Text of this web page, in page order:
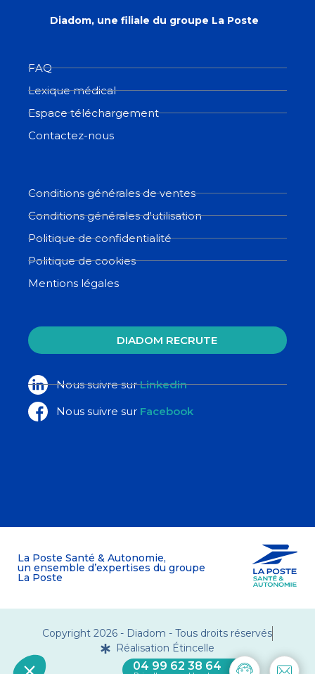
Diadom, une filiale du groupe La Poste
FAQ
Lexique médical
Espace téléchargement
Contactez-nous
Conditions générales de ventes
Conditions générales d'utilisation
Politique de confidentialité
Politique de cookies
Mentions légales
DIADOM RECRUTE
Nous suivre surLinkedin
Nous suivre sur Facebook
04 99 62 38 64
La Poste Santé & Autonomie,
un ensemble d’expertises du groupe
La Poste
Copyright 2026 - Diadom - Tous droits réservés
Réalisation Étincelle